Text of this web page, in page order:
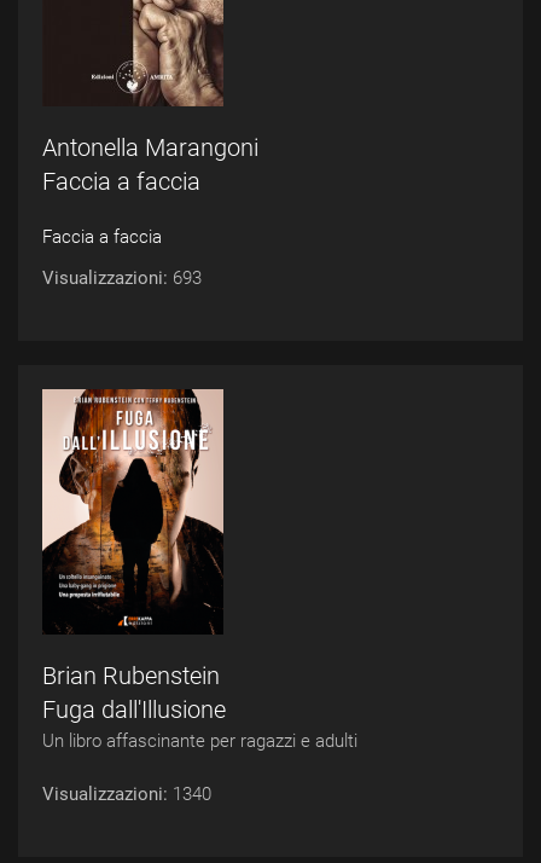
Antonella Marangoni
Faccia a faccia
Faccia a faccia
Visualizzazioni: 693
Brian Rubenstein
Fuga dall'Illusione
Un libro affascinante per ragazzi e adulti
Visualizzazioni: 1340